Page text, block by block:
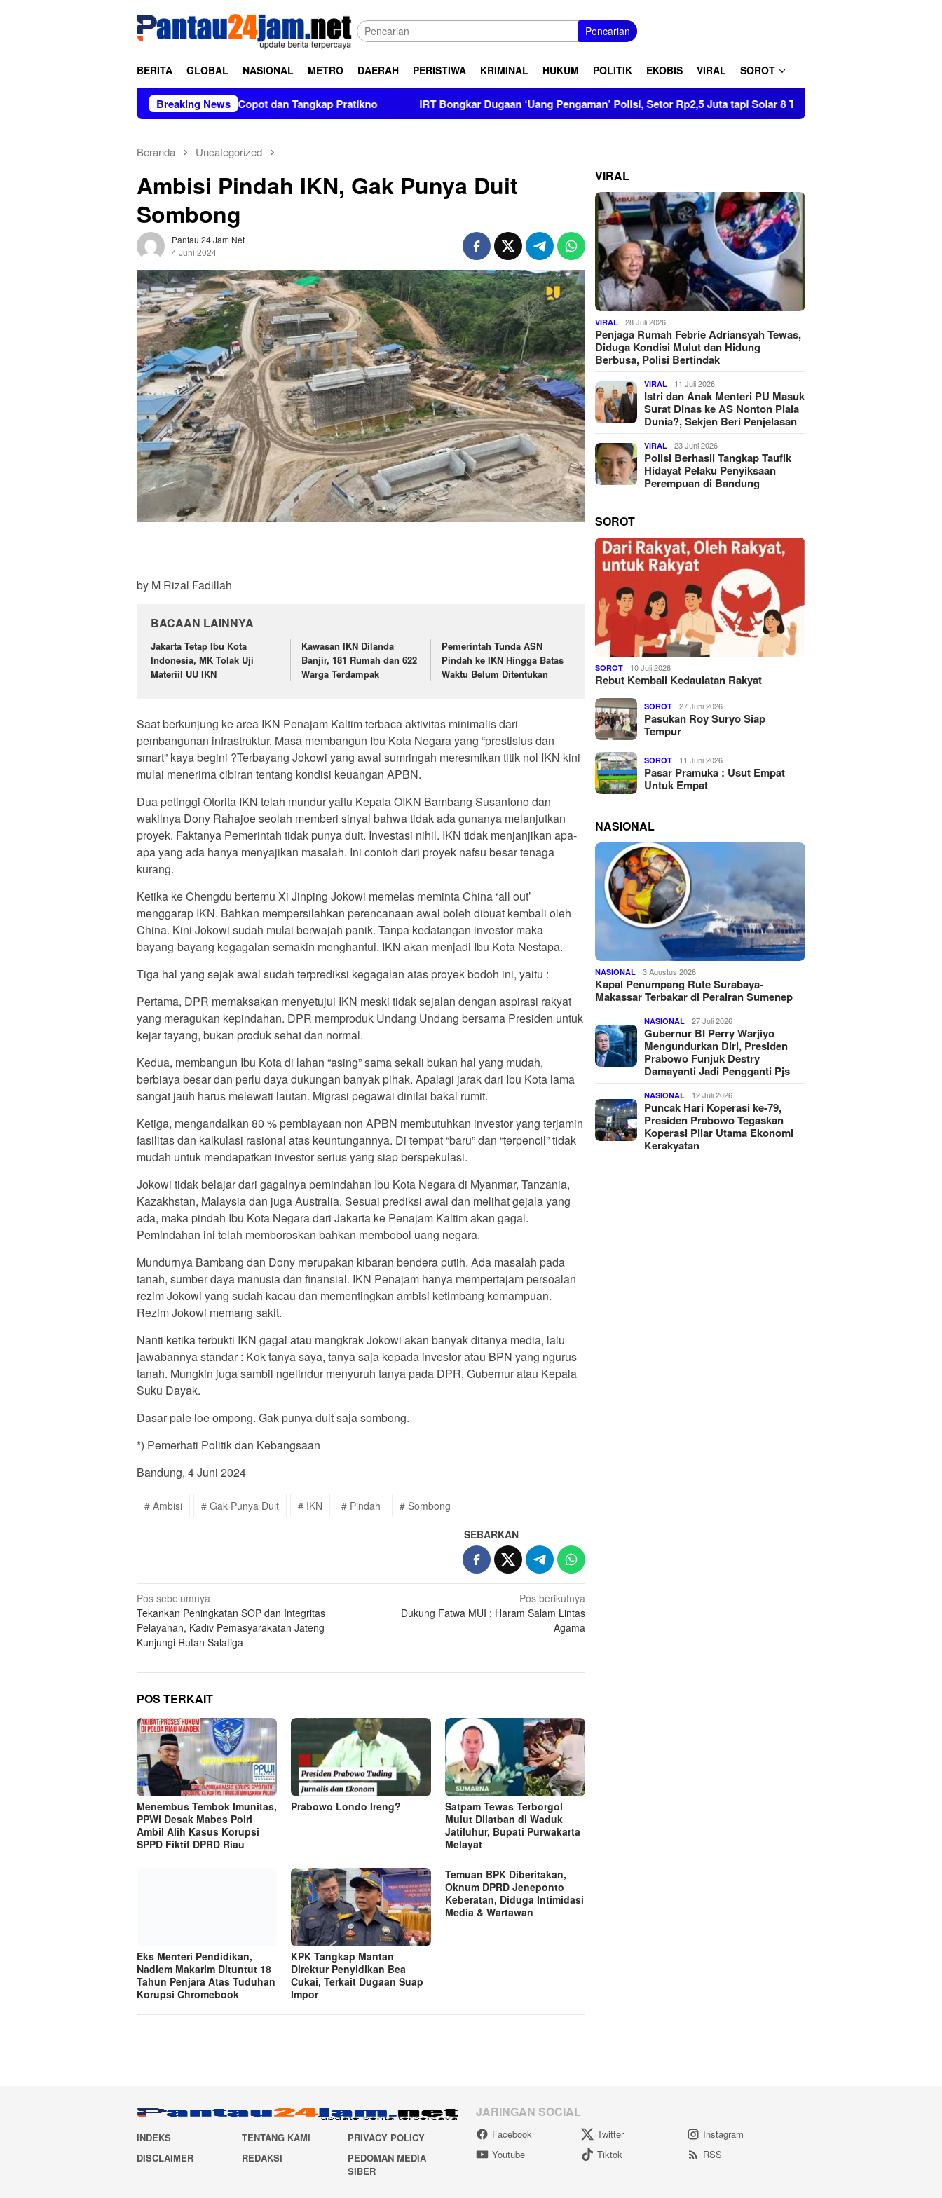
Pencarian
BERITA GLOBAL NASIONAL METRO DAERAH PERISTIWA KRIMINAL HUKUM POLITIK EKOBIS VIRAL SOROT
Breaking News
Copot dan Tangkap Pratikno IRT Bongkar Dugaan ‘Uang Pengaman’ Polisi, Setor Rp2,5 Juta tapi Solar 8 Ton Disita di Pinrang
Beranda Uncategorized
Ambisi Pindah IKN, Gak Punya Duit
Sombong
Pantau 24 Jam Net
4 Juni 2024
by M Rizal Fadillah
BACAAN LAINNYA
Jakarta Tetap Ibu Kota
Indonesia, MK Tolak Uji
Materiil UU IKN
Kawasan IKN Dilanda
Banjir, 181 Rumah dan 622
Warga Terdampak
Pemerintah Tunda ASN
Pindah ke IKN Hingga Batas
Waktu Belum Ditentukan
Saat berkunjung ke area IKN Penajam Kaltim terbaca aktivitas minimalis dari
pembangunan infrastruktur. Masa membangun Ibu Kota Negara yang “prestisius dan
smart” kaya begini ?Terbayang Jokowi yang awal sumringah meresmikan titik nol IKN kini
mulai menerima cibiran tentang kondisi keuangan APBN.
Dua petinggi Otorita IKN telah mundur yaitu Kepala OIKN Bambang Susantono dan
wakilnya Dony Rahajoe seolah memberi sinyal bahwa tidak ada gunanya melanjutkan
proyek. Faktanya Pemerintah tidak punya duit. Investasi nihil. IKN tidak menjanjikan apa-
apa yang ada hanya menyajikan masalah. Ini contoh dari proyek nafsu besar tenaga
kurang.
Ketika ke Chengdu bertemu Xi Jinping Jokowi memelas meminta China ‘all out’
menggarap IKN. Bahkan mempersilahkan perencanaan awal boleh dibuat kembali oleh
China. Kini Jokowi sudah mulai berwajah panik. Tanpa kedatangan investor maka
bayang-bayang kegagalan semakin menghantui. IKN akan menjadi Ibu Kota Nestapa.
Tiga hal yang sejak awal sudah terprediksi kegagalan atas proyek bodoh ini, yaitu :
Pertama, DPR memaksakan menyetujui IKN meski tidak sejalan dengan aspirasi rakyat
yang meragukan kepindahan. DPR memproduk Undang Undang bersama Presiden untuk
kejar tayang, bukan produk sehat dan normal.
Kedua, membangun Ibu Kota di lahan “asing” sama sekali bukan hal yang mudah,
berbiaya besar dan perlu daya dukungan banyak pihak. Apalagi jarak dari Ibu Kota lama
sangat jauh harus melewati lautan. Migrasi pegawai dinilai bakal rumit.
Ketiga, mengandalkan 80 % pembiayaan non APBN membutuhkan investor yang terjamin
fasilitas dan kalkulasi rasional atas keuntungannya. Di tempat “baru” dan “terpencil” tidak
mudah untuk mendapatkan investor serius yang siap berspekulasi.
Jokowi tidak belajar dari gagalnya pemindahan Ibu Kota Negara di Myanmar, Tanzania,
Kazakhstan, Malaysia dan juga Australia. Sesuai prediksi awal dan melihat gejala yang
ada, maka pindah Ibu Kota Negara dari Jakarta ke Penajam Kaltim akan gagal.
Pemindahan ini telah memboroskan bahkan membobol uang negara.
Mundurnya Bambang dan Dony merupakan kibaran bendera putih. Ada masalah pada
tanah, sumber daya manusia dan finansial. IKN Penajam hanya mempertajam persoalan
rezim Jokowi yang sudah kacau dan mementingkan ambisi ketimbang kemampuan.
Rezim Jokowi memang sakit.
Nanti ketika terbukti IKN gagal atau mangkrak Jokowi akan banyak ditanya media, lalu
jawabannya standar : Kok tanya saya, tanya saja kepada investor atau BPN yang ngurus
tanah. Mungkin juga sambil ngelindur menyuruh tanya pada DPR, Gubernur atau Kepala
Suku Dayak.
Dasar pale loe ompong. Gak punya duit saja sombong.
*) Pemerhati Politik dan Kebangsaan
Bandung, 4 Juni 2024
# Ambisi # Gak Punya Duit # IKN # Pindah # Sombong
SEBARKAN
Navigasi
pos
Pos sebelumnya
Tekankan Peningkatan SOP dan Integritas
Pelayanan, Kadiv Pemasyarakatan Jateng
Kunjungi Rutan Salatiga
Pos berikutnya
Dukung Fatwa MUI : Haram Salam Lintas
Agama
POS TERKAIT
Menembus Tembok Imunitas,
PPWI Desak Mabes Polri
Ambil Alih Kasus Korupsi
SPPD Fiktif DPRD Riau
Prabowo Londo Ireng?
Satpam Tewas Terborgol
Mulut Dilatban di Waduk
Jatiluhur, Bupati Purwakarta
Melayat
Eks Menteri Pendidikan,
Nadiem Makarim Dituntut 18
Tahun Penjara Atas Tuduhan
Korupsi Chromebook
KPK Tangkap Mantan
Direktur Penyidikan Bea
Cukai, Terkait Dugaan Suap
Impor
Temuan BPK Diberitakan,
Oknum DPRD Jeneponto
Keberatan, Diduga Intimidasi
Media & Wartawan
VIRAL
VIRAL 28 Juli 2026
Penjaga Rumah Febrie Adriansyah Tewas,
Diduga Kondisi Mulut dan Hidung
Berbusa, Polisi Bertindak
VIRAL 11 Juli 2026
Istri dan Anak Menteri PU Masuk
Surat Dinas ke AS Nonton Piala
Dunia?, Sekjen Beri Penjelasan
VIRAL 23 Juni 2026
Polisi Berhasil Tangkap Taufik
Hidayat Pelaku Penyiksaan
Perempuan di Bandung
SOROT
SOROT 10 Juli 2026
Rebut Kembali Kedaulatan Rakyat
SOROT 27 Juni 2026
Pasukan Roy Suryo Siap
Tempur
SOROT 11 Juni 2026
Pasar Pramuka : Usut Empat
Untuk Empat
NASIONAL
NASIONAL 3 Agustus 2026
Kapal Penumpang Rute Surabaya-
Makassar Terbakar di Perairan Sumenep
NASIONAL 27 Juli 2026
Gubernur BI Perry Warjiyo
Mengundurkan Diri, Presiden
Prabowo Funjuk Destry
Damayanti Jadi Pengganti Pjs
NASIONAL 12 Juli 2026
Puncak Hari Koperasi ke-79,
Presiden Prabowo Tegaskan
Koperasi Pilar Utama Ekonomi
Kerakyatan
INDEKS TENTANG KAMI
PRIVACY POLICY
DISCLAIMER
REDAKSI
PEDOMAN MEDIA
SIBER
JARINGAN SOCIAL
Facebook Twitter
Instagram
Youtube
Tiktok RSS